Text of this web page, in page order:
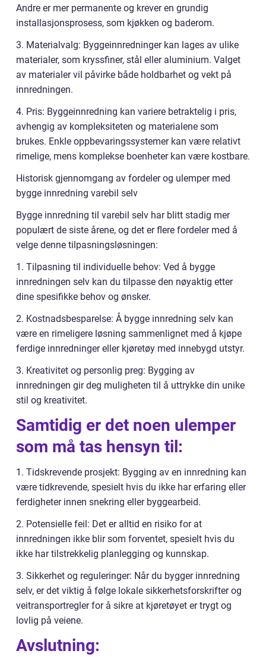
Andre er mer permanente og krever en grundig
installasjonsprosess, som kjøkken og baderom.
3. Materialvalg: Byggeinnredninger kan lages av ulike
materialer, som kryssfiner, stål eller aluminium. Valget
av materialer vil påvirke både holdbarhet og vekt på
innredningen.
4. Pris: Byggeinnredning kan variere betraktelig i pris,
avhengig av kompleksiteten og materialene som
brukes. Enkle oppbevaringssystemer kan være relativt
rimelige, mens komplekse boenheter kan være kostbare.
Historisk gjennomgang av fordeler og ulemper med
bygge innredning varebil selv
Bygge innredning til varebil selv har blitt stadig mer
populært de siste årene, og det er flere fordeler med å
velge denne tilpasningsløsningen:
1. Tilpasning til individuelle behov: Ved å bygge
innredningen selv kan du tilpasse den nøyaktig etter
dine spesifikke behov og ønsker.
2. Kostnadsbesparelse: Å bygge innredning selv kan
være en rimeligere løsning sammenlignet med å kjøpe
ferdige innredninger eller kjøretøy med innebygd utstyr.
3. Kreativitet og personlig preg: Bygging av
innredningen gir deg muligheten til å uttrykke din unike
stil og kreativitet.
Samtidig er det noen ulemper
som må tas hensyn til:
1. Tidskrevende prosjekt: Bygging av en innredning kan
være tidkrevende, spesielt hvis du ikke har erfaring eller
ferdigheter innen snekring eller byggearbeid.
2. Potensielle feil: Det er alltid en risiko for at
innredningen ikke blir som forventet, spesielt hvis du
ikke har tilstrekkelig planlegging og kunnskap.
3. Sikkerhet og reguleringer: Når du bygger innredning
selv, er det viktig å følge lokale sikkerhetsforskrifter og
veitransportregler for å sikre at kjøretøyet er trygt og
lovlig på veiene.
Avslutning: